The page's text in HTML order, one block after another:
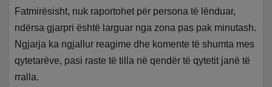
Fatmirësisht, nuk raportohet për persona të lënduar,
ndërsa gjarpri është larguar nga zona pas pak minutash.
Ngjarja ka ngjallur reagime dhe komente të shumta mes
qytetarëve, pasi raste të tilla në qendër të qytetit janë të
rralla.